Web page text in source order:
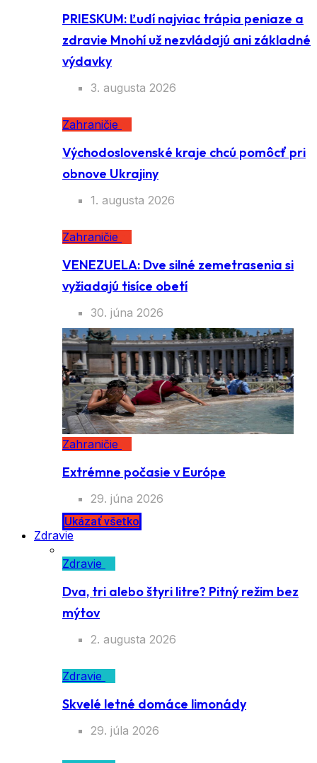
PRIESKUM: Ľudí najviac trápia peniaze a
zdravie Mnohí už nezvládajú ani základné
výdavky
3. augusta 2026
Zahraničie
Východoslovenské kraje chcú pomôcť pri
obnove Ukrajiny
1. augusta 2026
Zahraničie
VENEZUELA: Dve silné zemetrasenia si
vyžiadajú tisíce obetí
30. júna 2026
Zahraničie
Extrémne počasie v Európe
29. júna 2026
Ukázať všetko
Zdravie
Zdravie
Dva, tri alebo štyri litre? Pitný režim bez
mýtov
2. augusta 2026
Zdravie
Skvelé letné domáce limonády
29. júla 2026